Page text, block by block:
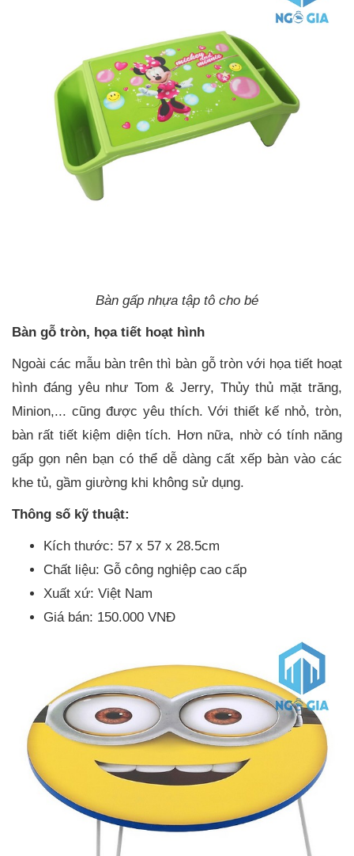
Bàn gấp nhựa tập tô cho bé
Bàn gỗ tròn, họa tiết hoạt hình
Ngoài các mẫu bàn trên thì bàn gỗ tròn với họa tiết hoạt
hình đáng yêu như Tom & Jerry, Thủy thủ mặt trăng,
Minion,... cũng được yêu thích. Với thiết kế nhỏ, tròn,
bàn rất tiết kiệm diện tích. Hơn nữa, nhờ có tính năng
gấp gọn nên bạn có thể dễ dàng cất xếp bàn vào các
khe tủ, gầm giường khi không sử dụng.
Thông số kỹ thuật:
Kích thước: 57 x 57 x 28.5cm
Chất liệu: Gỗ công nghiệp cao cấp
Xuất xứ: Việt Nam
Giá bán: 150.000 VNĐ